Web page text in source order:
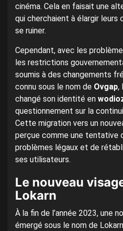
cinéma. Cela en faisait une
qui cherchaient à élargir leurs
se ruiner.
Cependant, avec les
les restrictions
soumis à des changements
connu sous le nom de Ovgap,
changé son identité en
questionnement sur la
Cette migration vers un
perçue comme une tentative
problèmes légaux et de
ses utilisateurs.
Le nouveau
Lokarn
À la fin de l’année 2023, une
émergé sous le nom de